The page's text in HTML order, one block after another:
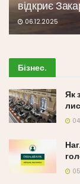
відкриє
06.12.2025
Бізнес.
Як